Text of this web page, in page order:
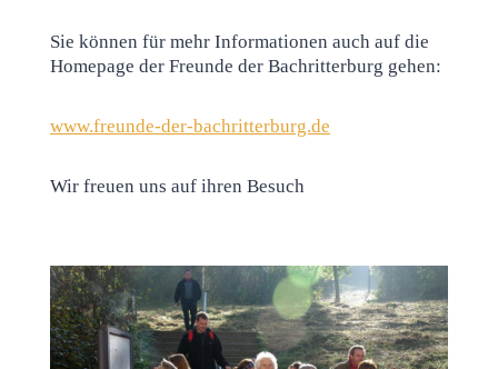
Sie können für mehr Informationen auch auf die
Homepage der Freunde der Bachritterburg gehen:
www.freunde-der-bachritterburg.de
Wir freuen uns auf ihren Besuch